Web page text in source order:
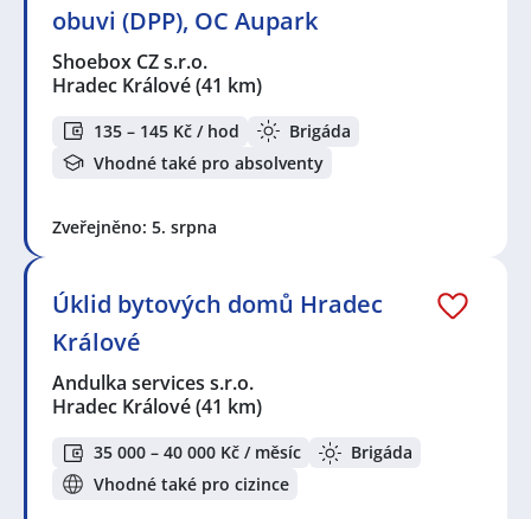
obuvi (DPP), OC Aupark
Shoebox CZ s.r.o.
Hradec Králové(41 km)
135 – 145 Kč / hod
Brigáda
Vhodné také pro absolventy
Zveřejněno: 5. srpna
Úklid bytových domů Hradec
Králové
Andulka services s.r.o.
Hradec Králové(41 km)
35 000 – 40 000 Kč / měsíc
Brigáda
Vhodné také pro cizince